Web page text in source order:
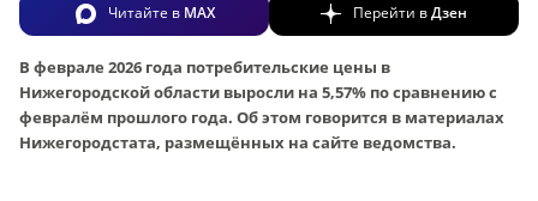
Читайте в MAX Перейти вДзен
В феврале 2026 года потребительские цены в
Нижегородской области выросли на 5,57% по сравнению с
февралём прошлого года. Об этом говорится в материалах
Нижегородстата, размещённых на сайте ведомства.